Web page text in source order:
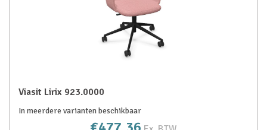
Viasit Lirix 923.0000
In meerdere varianten beschikbaar